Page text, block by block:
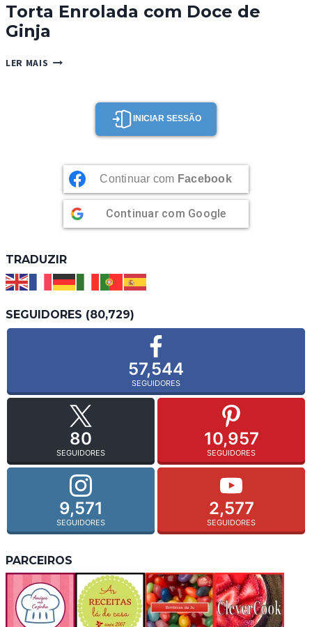
Torta Enrolada com Doce de
Ginja
LER MAIS TORTA
INICIAR SESSÃO
Continuar com Facebook
Continuar com Google
TRADUZIR
SEGUIDORES (80,729)
57,544
SEGUIDORES
80
SEGUIDORES
10,957
SEGUIDORES
9,571
SEGUIDORES
2,577
SEGUIDORES
PARCEIROS